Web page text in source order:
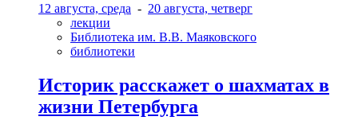
12 августа, среда - 20 августа, четверг
лекции
Библиотека им. В.В. Маяковского
библиотеки
Историк расскажет о шахматах в
жизни Петербурга